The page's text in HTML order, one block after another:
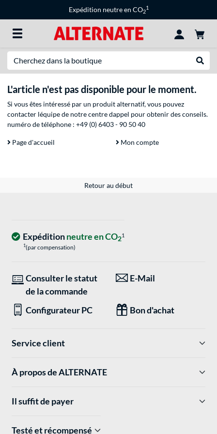
Expédition neutre en CO2
1
L'article n'est pas disponible pour le moment.
Si vous êtes intéressé par un produit alternatif, vous pouvez
contacter léquipe de notre centre dappel pour obtenir des conseils.
numéro de téléphone : +49 (0) 6403 - 90 50 40
Page d'accueil Mon compte
Retour au début
Expéditionneutre en CO21
1(par compensation)
Consulter le statut
de la commande
E-Mail
Configurateur PC Bon d'achat
Service client
À propos de ALTERNATE
Il suffit de payer
Testé et récompensé